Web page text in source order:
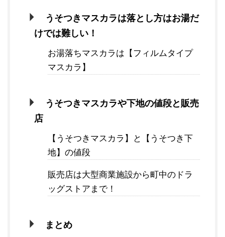
うそつきマスカラは落とし方はお湯だ
けでは難しい！
お湯落ちマスカラは【フィルムタイプ
マスカラ】
うそつきマスカラや下地の値段と販売
店
【うそつきマスカラ】と【うそつき下
地】の値段
販売店は大型商業施設から町中のドラ
ッグストアまで！
まとめ